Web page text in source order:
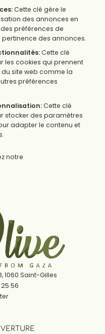
:Cette clé gère le
des annonces en
préférences de
des annonces.
:Cette clé
les cookies qui prennent
site web comme la
préférences
:Cette clé
stocker des paramètres
adapter le contenu et
notre
1060 Saint-Gilles
56